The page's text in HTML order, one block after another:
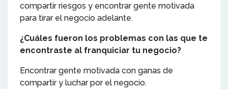
compartir riesgos y encontrar gente motivada
para tirar el negocio adelante.
¿Cuáles fueron los problemas con las que te
encontraste al franquiciar tu negocio?
Encontrar gente motivada con ganas de
compartir y luchar por el negocio.